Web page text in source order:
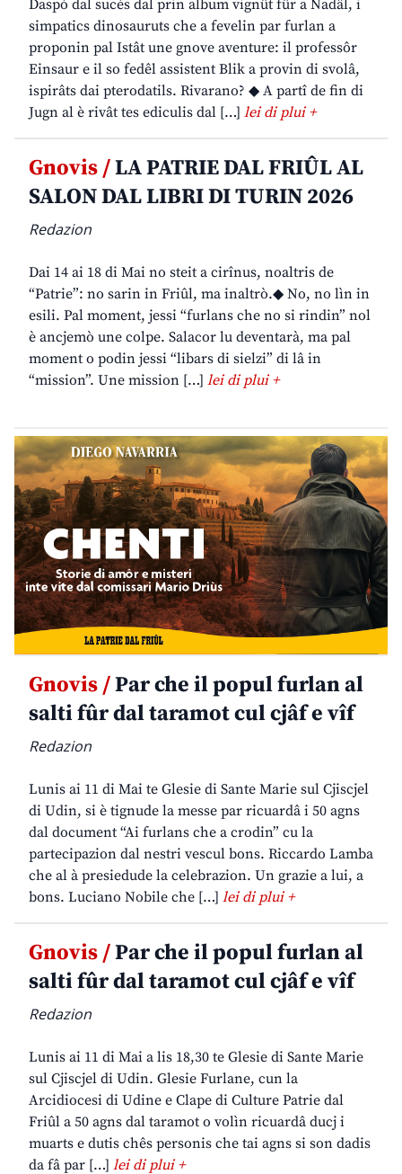
Daspò dal sucès dal prin album vignût fûr a Nadâl, i
simpatics dinosauruts che a fevelin par furlan a
proponin pal Istât une gnove aventure: il professôr
Einsaur e il so fedêl assistent Blik a provin di svolâ,
ispirâts dai pterodatils. Rivarano? ◆ A partî de fin di
Jugn al è rivât tes ediculis dal […] lei di plui +
Gnovis /LA PATRIE DAL FRIÛL AL
SALON DAL LIBRI DI TURIN 2026
Redazion
Dai 14 ai 18 di Mai no steit a cirînus, noaltris de
“Patrie”: no sarin in Friûl, ma inaltrò.◆ No, no lìn in
esili. Pal moment, jessi “furlans che no si rindin” nol
è ancjemò une colpe. Salacor lu deventarà, ma pal
moment o podin jessi “libars di sielzi” di lâ in
“mission”. Une mission […] lei di plui +
Gnovis /Par che il popul furlan al
salti fûr dal taramot cul cjâf e vîf
Redazion
Lunis ai 11 di Mai te Glesie di Sante Marie sul Cjiscjel
di Udin, si è tignude la messe par ricuardâ i 50 agns
dal document “Ai furlans che a crodin” cu la
partecipazion dal nestri vescul bons. Riccardo Lamba
che al à presiedude la celebrazion. Un grazie a lui, a
bons. Luciano Nobile che […] lei di plui +
Gnovis /Par che il popul furlan al
salti fûr dal taramot cul cjâf e vîf
Redazion
Lunis ai 11 di Mai a lis 18,30 te Glesie di Sante Marie
sul Cjiscjel di Udin. Glesie Furlane, cun la
Arcidiocesi di Udine e Clape di Culture Patrie dal
Friûl a 50 agns dal taramot o volìn ricuardâ ducj i
muarts e dutis chês personis che tai agns si son dadis
da fâ par […] lei di plui +